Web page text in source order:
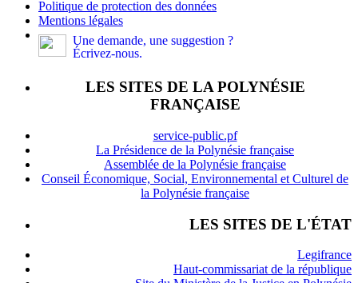
Politique de protection des données
Mentions légales
Une demande, une suggestion ?
Écrivez-nous.
LES SITES DE LA POLYNÉSIE
FRANÇAISE
service-public.pf
La Présidence de la Polynésie française
Assemblée de la Polynésie française
Conseil Économique, Social, Environnemental et Culturel de
la Polynésie française
LES SITES DE L'ÉTAT
Legifrance
Haut-commissariat de la république